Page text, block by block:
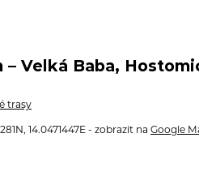
– Velká Baba,
trasy
14.0471447E - zobrazit na Google